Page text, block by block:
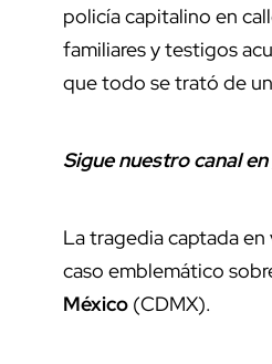
policía capitalino en
familiares y testigos
que todo se trató de
Sigue nuestro canal en
La tragedia captada
caso emblemático
México (CDMX).